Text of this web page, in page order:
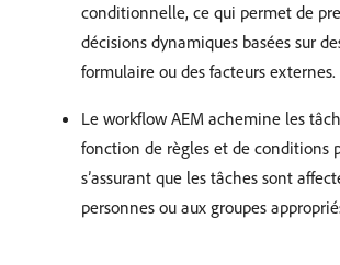
conditionnelle, ce qui permet de
décisions dynamiques basées sur
formulaire ou des facteurs externes.
Le workflow AEM achemine les
fonction de règles et de conditions
s’assurant que les tâches sont
personnes ou aux groupes